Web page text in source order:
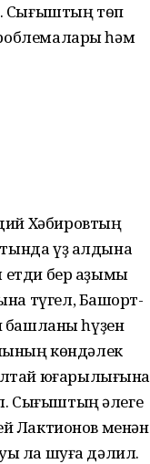
Сығыштың төп
һәм
Хәбировтың
үҙ алдына
етди бер аҙымы
түгел, Башҡорт­
башланы һүҙен
көндәлек
юғарылығына
Сығыштың әлеге
Лактионов менән
ла шуға дәлил.